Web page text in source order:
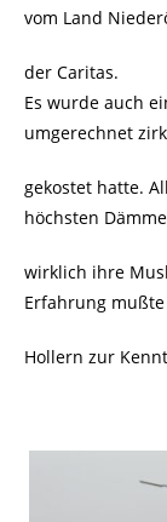
vom Land
der Caritas.
Es wurde auch
umgerechnet
gekostet hatte.
höchsten
wirklich ihre
Erfahrung
Hollern zur